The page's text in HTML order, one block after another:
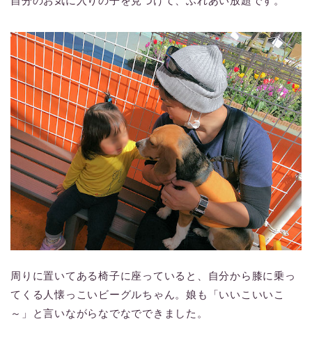
周りに置いてある椅子に座っていると、自分から膝に乗っ
てくる人懐っこいビーグルちゃん。娘も「いいこいいこ
～」と言いながらなでなでできました。